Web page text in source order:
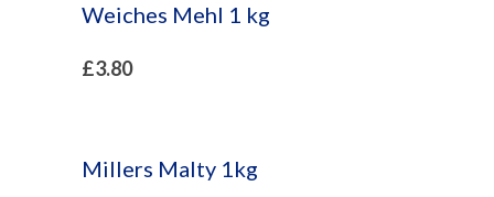
Weiches Mehl 1 kg
£3.80
Millers Malty 1kg